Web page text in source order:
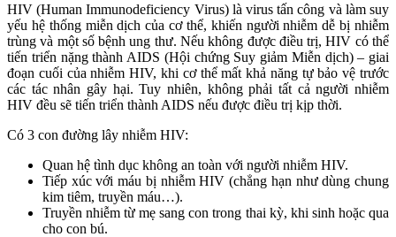
HIV (Human Immunodeficiency Virus) là virus tấn công và làm suy
yếu hệ thống miễn dịch của cơ thể, khiến người nhiễm dễ bị nhiễm
trùng và một số bệnh ung thư. Nếu không được điều trị, HIV có thể
tiến triển nặng thành AIDS (Hội chứng Suy giảm Miễn dịch) – giai
đoạn cuối của nhiễm HIV, khi cơ thể mất khả năng tự bảo vệ trước
các tác nhân gây hại. Tuy nhiên, không phải tất cả người nhiễm
HIV đều sẽ tiến triển thành AIDS nếu được điều trị kịp thời.
Có 3 con đường lây nhiễm HIV:
Quan hệ tình dục không an toàn với người nhiễm HIV.
Tiếp xúc với máu bị nhiễm HIV (chẳng hạn như dùng chung
kim tiêm, truyền máu…).
Truyền nhiễm từ mẹ sang con trong thai kỳ, khi sinh hoặc qua
cho con bú.